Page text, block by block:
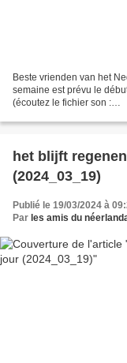
Beste vrienden van het
semaine est prévu le
(écoutez le fichier son :
pixabay)...
het blijft
(2024_03_19)
Publié le 19/03/2024 à
Par les amis du